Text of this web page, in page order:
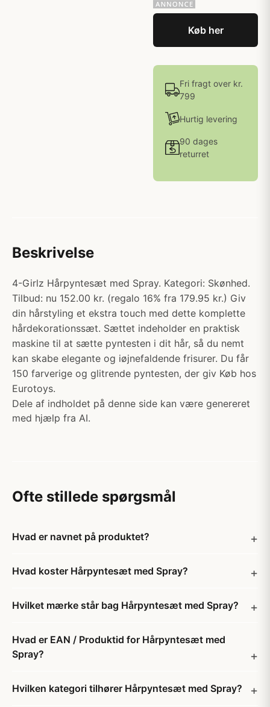
Køb her
Fri fragt over kr.
799
Hurtig levering
90 dages
returret
Beskrivelse
4-Girlz Hårpyntesæt med Spray. Kategori: Skønhed.
Tilbud: nu 152.00 kr. (regalo 16% fra 179.95 kr.) Giv
din hårstyling et ekstra touch med dette komplette
hårdekorationssæt. Sættet indeholder en praktisk
maskine til at sætte pyntesten i dit hår, så du nemt
kan skabe elegante og iøjnefaldende frisurer. Du får
150 farverige og glitrende pyntesten, der giv Køb hos
Eurotoys.
Dele af indholdet på denne side kan være genereret
med hjælp fra AI.
Ofte stillede spørgsmål
Hvad er navnet på produktet?
Hvad koster Hårpyntesæt med Spray?
Hvilket mærke står bag Hårpyntesæt med Spray?
Hvad er EAN / Produktid for Hårpyntesæt med
Spray?
Hvilken kategori tilhører Hårpyntesæt med Spray?